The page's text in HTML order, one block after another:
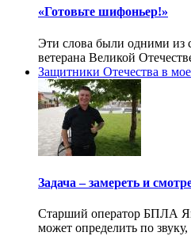
«Готовьте шифоньер!»
Эти слова были одними из
ветерана Великой
Защитники Отечества в
Задача – замереть и
Старший оператор БПЛА
может определить по